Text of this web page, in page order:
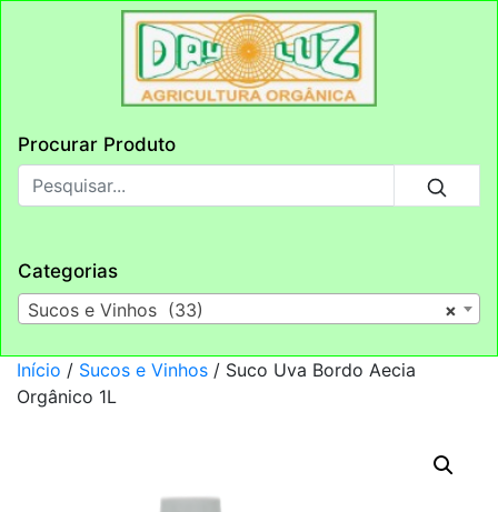
Procurar Produto
Categorias
×
Sucos e Vinhos (33)
Início / Sucos e Vinhos / Suco Uva Bordo Aecia
Orgânico 1L